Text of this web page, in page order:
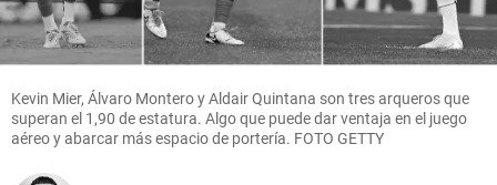
Kevin Mier, Álvaro Montero y Aldair Quintana son tres arqueros que
superan el 1,90 de estatura. Algo que puede dar ventaja en el juego
aéreo y abarcar más espacio de portería. FOTO GETTY